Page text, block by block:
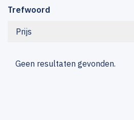
Trefwoord
Prijs
Geen resultaten gevonden.